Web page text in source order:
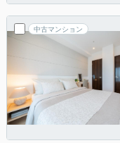
中古マンション